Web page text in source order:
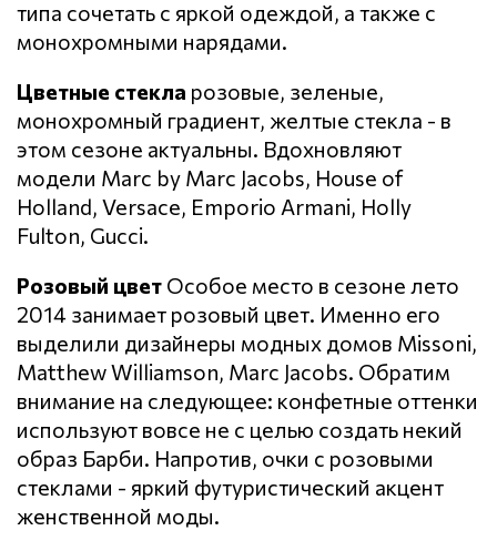
типа сочетать с яркой одеждой, а также с
монохромными нарядами.
Цветные стекла розовые, зеленые,
монохромный градиент, желтые стекла - в
этом сезоне актуальны. Вдохновляют
модели Marc by Marc Jacobs, House of
Holland, Versace, Emporio Armani, Holly
Fulton, Gucci.
Розовый цвет Особое место в сезоне лето
2014 занимает розовый цвет. Именно его
выделили дизайнеры модных домов Missoni,
Matthew Williamson, Marc Jacobs. Обратим
внимание на следующее: конфетные оттенки
используют вовсе не с целью создать некий
образ Барби. Напротив, очки с розовыми
стеклами - яркий футуристический акцент
женственной моды.